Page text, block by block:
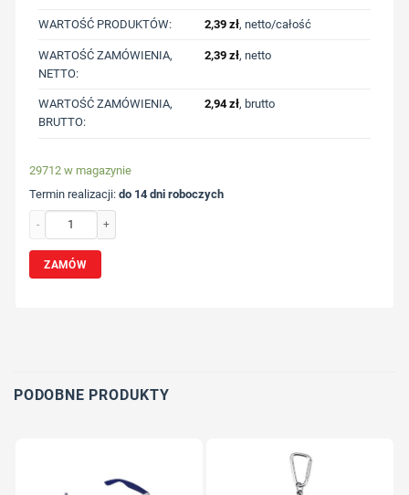
WARTOŚĆ PRODUKTÓW: 2,39 zł, netto/całość
WARTOŚĆ ZAMÓWIENIA,
NETTO:
2,39 zł, netto
WARTOŚĆ ZAMÓWIENIA,
BRUTTO:
2,94zł, brutto
29712 w magazynie
Termin realizacji:do 14 dni roboczych
ZAMÓW
PODOBNE PRODUKTY